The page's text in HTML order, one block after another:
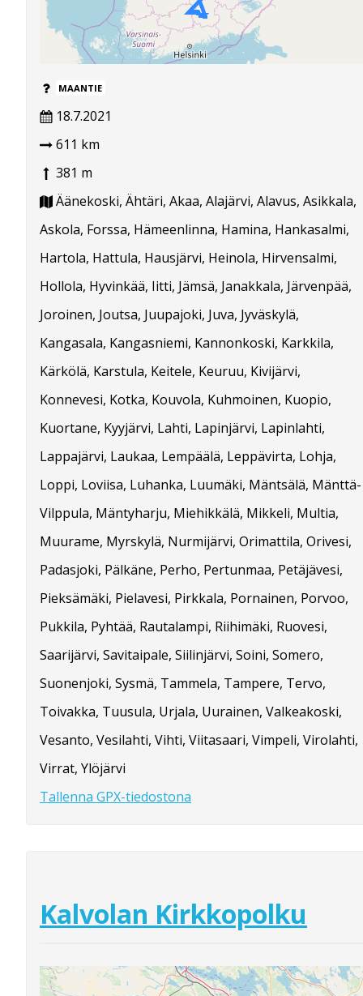
MAANTIE
18.7.2021
611 km
381 m
Äänekoski, Ähtäri, Akaa, Alajärvi, Alavus, Asikkala,
Askola, Forssa, Hämeenlinna, Hamina, Hankasalmi,
Hartola, Hattula, Hausjärvi, Heinola, Hirvensalmi,
Hollola, Hyvinkää, Iitti, Jämsä, Janakkala, Järvenpää,
Joroinen, Joutsa, Juupajoki, Juva, Jyväskylä,
Kangasala, Kangasniemi, Kannonkoski, Karkkila,
Kärkölä, Karstula, Keitele, Keuruu, Kivijärvi,
Konnevesi, Kotka, Kouvola, Kuhmoinen, Kuopio,
Kuortane, Kyyjärvi, Lahti, Lapinjärvi, Lapinlahti,
Lappajärvi, Laukaa, Lempäälä, Leppävirta, Lohja,
Loppi, Loviisa, Luhanka, Luumäki, Mäntsälä, Mänttä-
Vilppula, Mäntyharju, Miehikkälä, Mikkeli, Multia,
Muurame, Myrskylä, Nurmijärvi, Orimattila, Orivesi,
Padasjoki, Pälkäne, Perho, Pertunmaa, Petäjävesi,
Pieksämäki, Pielavesi, Pirkkala, Pornainen, Porvoo,
Pukkila, Pyhtää, Rautalampi, Riihimäki, Ruovesi,
Saarijärvi, Savitaipale, Siilinjärvi, Soini, Somero,
Suonenjoki, Sysmä, Tammela, Tampere, Tervo,
Toivakka, Tuusula, Urjala, Uurainen, Valkeakoski,
Vesanto, Vesilahti, Vihti, Viitasaari, Vimpeli, Virolahti,
Virrat, Ylöjärvi
Tallenna GPX-tiedostona
Kalvolan Kirkkopolku